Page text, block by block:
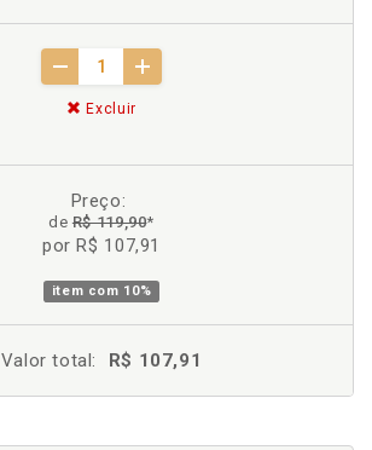
Excluir
Preço:
deR$ 119,90*
por R$ 107,91
item com 10%
Valor total: R$ 107,91